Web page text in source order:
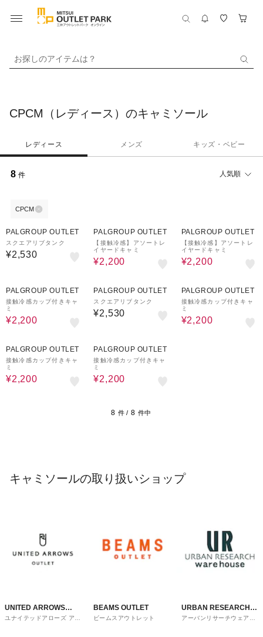
お探しのアイテムは？
CPCM（レディース）のキャミソール
レディース メンズ キッズ・ベビー
8 件 人気順
CPCM
PALGROUP OUTLET
スクエアリブタンク
¥2,530
PALGROUP OUTLET
【接触冷感】アソートレ
イヤードキャミ
¥2,200
PALGROUP OUTLET
【接触冷感】アソートレ
イヤードキャミ
¥2,200
PALGROUP OUTLET
接触冷感カップ付きキャ
ミ
¥2,200
PALGROUP OUTLET
スクエアリブタンク
¥2,530
PALGROUP OUTLET
接触冷感カップ付きキャ
ミ
¥2,200
PALGROUP OUTLET
接触冷感カップ付きキャ
ミ
¥2,200
PALGROUP OUTLET
接触冷感カップ付きキャ
ミ
¥2,200
8 件 / 8 件中
キャミソールの取り扱いショップ
UNITED ARROWS
OUTLET
ユナイテッドアローズ アウ
BEAMS OUTLET
ビームスアウトレット
URBAN RESEARCH
ware house
アーバンリサーチウェアハ